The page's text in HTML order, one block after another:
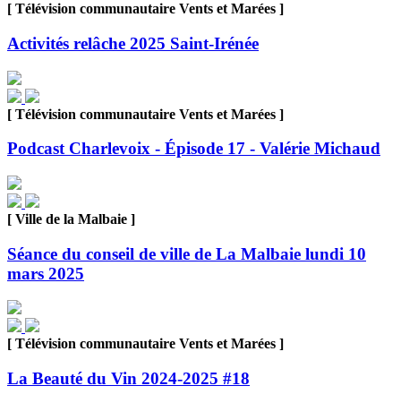
[ Télévision communautaire Vents et Marées ]
Activités relâche 2025 Saint-Irénée
[ Télévision communautaire Vents et Marées ]
Podcast Charlevoix - Épisode 17 - Valérie Michaud
[ Ville de la Malbaie ]
Séance du conseil de ville de La Malbaie lundi 10
mars 2025
[ Télévision communautaire Vents et Marées ]
La Beauté du Vin 2024-2025 #18